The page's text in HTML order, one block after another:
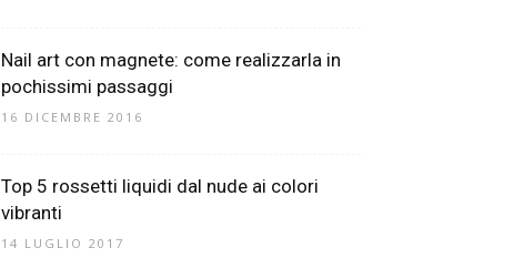
Nail art con magnete: come realizzarla in
pochissimi passaggi
16 DICEMBRE 2016
Top 5 rossetti liquidi dal nude ai colori
vibranti
14 LUGLIO 2017